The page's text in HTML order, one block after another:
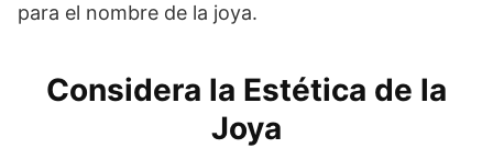
para el nombre de la joya.
Considera la Estética de la
Joya